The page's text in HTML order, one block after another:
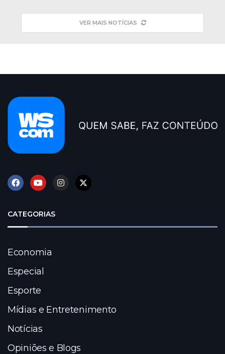
VER MAIS NOTÍCIAS
CATEGORIAS
Economia
Especial
Esporte
Mídias e Entretenimento
Notícias
Opiniões e Blogs